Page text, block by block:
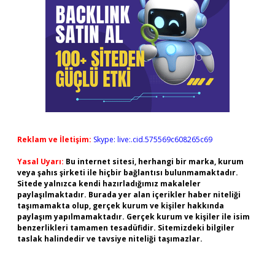
Reklam ve İletişim: Skype: live:.cid.575569c608265c69
Yasal Uyarı: Bu internet sitesi, herhangi bir marka, kurum
veya şahıs şirketi ile hiçbir bağlantısı bulunmamaktadır.
Sitede yalnızca kendi hazırladığımız makaleler
paylaşılmaktadır. Burada yer alan içerikler haber niteliği
taşımamakta olup, gerçek kurum ve kişiler hakkında
paylaşım yapılmamaktadır. Gerçek kurum ve kişiler ile isim
benzerlikleri tamamen tesadüfidir. Sitemizdeki bilgiler
taslak halindedir ve tavsiye niteliği taşımazlar.